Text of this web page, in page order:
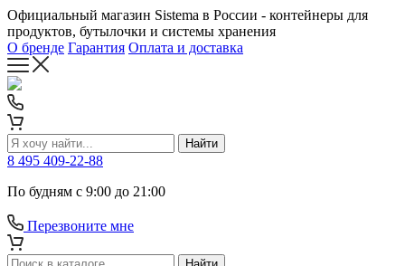
Официальный магазин Sistema в России - контейнеры для
продуктов, бутылочки и системы хранения
О бренде Гарантия Оплата и доставка
Найти
8 495 409-22-88
По будням с 9:00 до 21:00
Перезвоните мне